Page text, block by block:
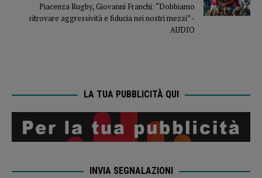
Piacenza Rugby, Giovanni Franchi: “Dobbiamo
ritrovare aggressività e fiducia nei nostri mezzi” -
AUDIO
LA TUA PUBBLICITÀ QUI
INVIA SEGNALAZIONI